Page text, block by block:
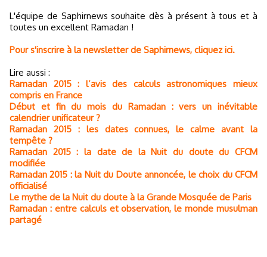
L'équipe de Saphirnews souhaite dès à présent à tous et à
toutes un excellent Ramadan !
Pour s'inscrire à la newsletter de Saphirnews, cliquez ici.
Lire aussi :
Ramadan 2015 : l’avis des calculs astronomiques mieux
compris en France
Début et fin du mois du Ramadan : vers un inévitable
calendrier unificateur ?
Ramadan 2015 : les dates connues, le calme avant la
tempête ?
Ramadan 2015 : la date de la Nuit du doute du CFCM
modifiée
Ramadan 2015 : la Nuit du Doute annoncée, le choix du CFCM
officialisé
Le mythe de la Nuit du doute à la Grande Mosquée de Paris
Ramadan : entre calculs et observation, le monde musulman
partagé